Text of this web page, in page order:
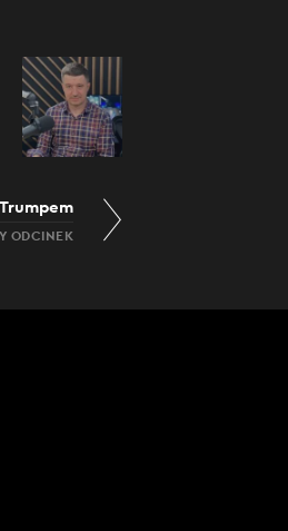
ODCINEK